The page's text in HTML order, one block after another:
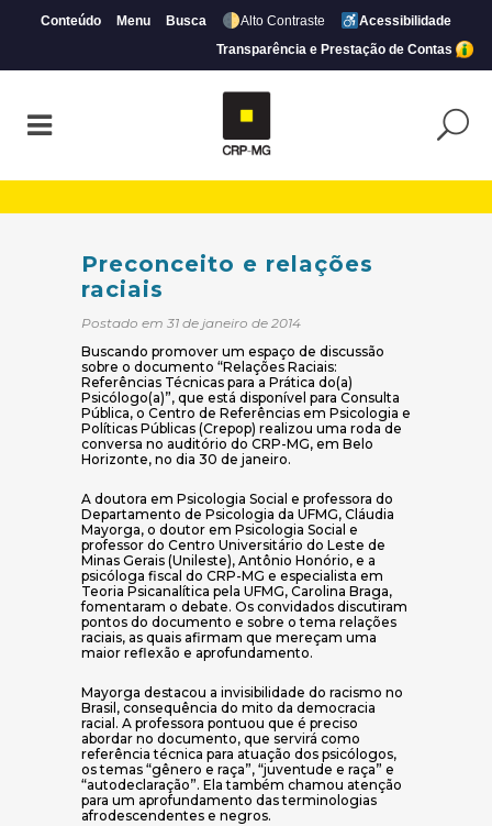
Conteúdo Menu Busca Alto Contraste
Acessibilidade
Transparência e Prestação de Contas
Preconceito e relações
raciais
Postado em 31 de janeiro de 2014
Buscando promover um espaço de discussão
sobre o documento “Relações Raciais:
Referências Técnicas para a Prática do(a)
Psicólogo(a)”, que está disponível para Consulta
Pública, o Centro de Referências em Psicologia e
Políticas Públicas (Crepop) realizou uma roda de
conversa no auditório do CRP-MG, em Belo
Horizonte, no dia 30 de janeiro.
A doutora em Psicologia Social e professora do
Departamento de Psicologia da UFMG, Cláudia
Mayorga, o doutor em Psicologia Social e
professor do Centro Universitário do Leste de
Minas Gerais (Unileste), Antônio Honório, e a
psicóloga fiscal do CRP-MG e especialista em
Teoria Psicanalítica pela UFMG, Carolina Braga,
fomentaram o debate. Os convidados discutiram
pontos do documento e sobre o tema relações
raciais, as quais afirmam que mereçam uma
maior reflexão e aprofundamento.
Mayorga destacou a invisibilidade do racismo no
Brasil, consequência do mito da democracia
racial. A professora pontuou que é preciso
abordar no documento, que servirá como
referência técnica para atuação dos psicólogos,
os temas “gênero e raça”, “juventude e raça” e
“autodeclaração”. Ela também chamou atenção
para um aprofundamento das terminologias
afrodescendentes e negros.